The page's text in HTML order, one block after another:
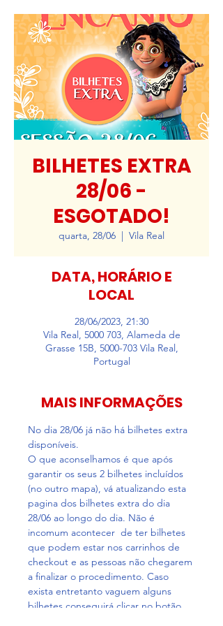
BILHETES EXTRA
28/06 -
ESGOTADO!
quarta, 28/06
  |
Vila Real
DATA, HORÁRIO E
LOCAL
28/06/2023, 21:30
Vila Real, 5000 703, Alameda de
Grasse 15B, 5000-703 Vila Real,
Portugal
MAIS INFORMAÇÕES
No dia 28/06 já não há bilhetes extra
disponíveis.
O que aconselhamos é que após
garantir os seus 2 bilhetes incluídos
(no outro mapa), vá atualizando esta
pagina dos bilhetes extra do dia
28/06 ao longo do dia. Não é
incomum acontecer  de ter bilhetes
que podem estar nos carrinhos de
checkout e as pessoas não chegarem
a finalizar o procedimento. Caso
exista entretanto vaguem alguns
bilhetes conseguirá clicar no botão